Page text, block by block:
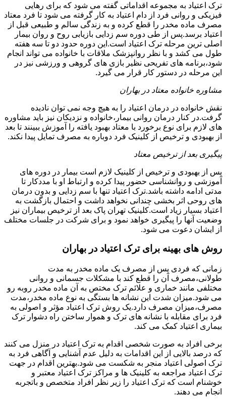
ترک اعتیاد به مجموعه اقداماتی گفته می شود که برای رهایی
فیزیکی و روانی فرد از دام اعتیاد به کار گرفته می شود تا فرد معتاد
مصرف ماده مخدر را قطع کرده و به زندگی سالم و طبیعی قبل از
اعتیاد برسد.پس از طی دوره سم زدایی بازیابی روح و روان بیمار
اصلی ترین مرحله ترک اعتیاد است.این دوره حدود دو تا سه هفته
طول می کشد و با نظر روانپزشک ملاقات با خانواده می تواند انجام
شود،برنامه های تفریحی نظیر بازی های گروهی و ورزشی نیز در
این مرحله در دستور کار قرار می گیرد.
مشاوره خانواده معتاد در بهاران
نقش خانواده در درمان اعتیاد را به هیچ وجه نمی توان نادیده
گرفت.در کنار درمان روانی بیمار،خانواده و نزدیکان نیز باید مشاوره
های لازم برای نوع برخورد با معتاد بهبود یافته را آموزش ببینند تا بعد
از بهبودی و ترخیص از کلینیک فرد دوباره به مصرف تمایل پیدا نکند.
پیگیری بعد از ترخیص معتاد
پس از بهبودی و ترخیص از کلینیک لازم است بیمار در دوره های
آموزشی و روانشناسی حضور پیدا کرده و ارتباط او با مددکار تا
مدتی ادامه داشته باشد.ترک اعتیاد تنها با سم زدایی و بدون درمان
های روحی اثر بخشی چندانی نخواهد داشت و احتمال بازگشت به
اعتیاد بسیار زیاد است.کلینیک تهران پاک بعد از ترخیص بیماران نیز
وضعیت آنها را پیگیری خواهد نمود و برای شرکت در جلسات مختلف
از ایشان دعوت می شود.
روش های بهینه برای ترک اعتیاد در بهاران
زمانی که فردی پس از مصرف یک ماده مخدر به مدت
طولانی،مصرف آن را قطع کند با مشکلات جسمانی و روانی
مختلفی مانند خماری و علائم ترک مختص به آن ماده مخدر روبه رو
می شود.میزان شدت این نشانه ها بستگی به نوع ماده مخدر،مدت
مصرف،میزان مصرف دارد.یک روش ترک اعتیاد مؤثر و اصولی به
فرد برای مقابله با نشانه های ترک و هموار ساختن راه دشوار ترک
بیماری اعتیاد کمک می کند.
برخی افراد به صورت شخصی اقدام به ترک اعتیاد در منزل می کنند
که درصد بالایی از این اقدامات به دلیل عدم آشنایی و آگاهی فرد به
ترک اصولی اعتیاد منجر به شکست می شود.بهترین اقدام در جهت
ترک اعتیاد مراجعه به کلینیک ها و مراکز ترک اعتیاد معتبر و
خوشنام است که ترک اعتیاد را زیر نظر افراد متخصص و باتجربه
انجام می دهند.